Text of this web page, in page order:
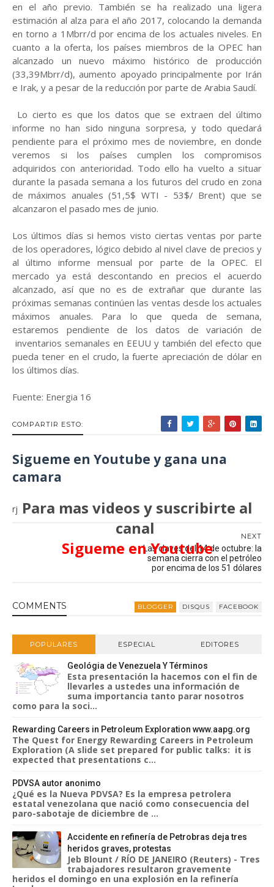
en el año previo. También se ha realizado una ligera
estimación al alza para el año 2017, colocando la demanda
en torno a 1Mbrr/d por encima de los actuales niveles. En
cuanto a la oferta, los países miembros de la OPEC han
alcanzado un nuevo máximo histórico de producción
(33,39Mbrr/d), aumento apoyado principalmente por Irán
e Irak, y a pesar de la reducción por parte de Arabia Saudí.
Lo cierto es que los datos que se extraen del último
informe no han sido ninguna sorpresa, y todo quedará
pendiente para el próximo mes de noviembre, en donde
veremos si los países cumplen los compromisos
adquiridos con anterioridad. Todo ello ha vuelto a situar
durante la pasada semana a los futuros del crudo en zona
de máximos anuales (51,5$ WTI - 53$/ Brent) que se
alcanzaron el pasado mes de junio.
Los últimos días si hemos visto ciertas ventas por parte
de los operadores, lógico debido al nivel clave de precios y
al último informe mensual por parte de la OPEC. El
mercado ya está descontando en precios el acuerdo
alcanzado, así que no es de extrañar que durante las
próximas semanas continúen las ventas desde los actuales
máximos anuales. Para lo que queda de semana,
estaremos pendiente de los datos de variación de
inventarios semanales en EEUU y también del efecto que
pueda tener en el crudo, la fuerte apreciación de dólar en
los últimos días.
Fuente: Energia 16
COMPARTIR ESTO:
Sigueme en Youtube y gana una
camara
Para mas videos y suscribirte al
canal
Sigueme en Youtube
rj
NEXT
Las claves del 14 de octubre: la
semana cierra con el petróleo
por encima de los 51 dólares
COMMENTS BLOGGER DISQUS FACEBOOK
POPULARES ESPECIAL EDITORES
Geológia de Venezuela Y Términos
Esta presentación la hacemos con el fin de
llevarles a ustedes una información de
suma importancia tanto parar nosotros
como para la soci...
Rewarding Careers in Petroleum Exploration www.aapg.org
The Quest for Energy Rewarding Careers in Petroleum
Exploration (A slide set prepared for public talks: it is
expected that presentations c...
PDVSA autor anonimo
¿Qué es la Nueva PDVSA? Es la empresa petrolera
estatal venezolana que nació como consecuencia del
paro-sabotaje de diciembre de ...
Accidente en refinería de Petrobras deja tres
heridos graves, protestas
Jeb Blount / RÍO DE JANEIRO (Reuters) - Tres
trabajadores resultaron gravemente
heridos el domingo en una explosión en la refinería